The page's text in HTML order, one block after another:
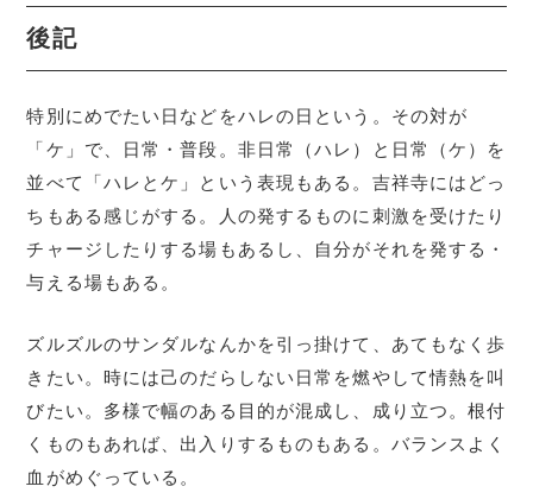
後記
特別にめでたい日などをハレの日という。その対が
「ケ」で、日常・普段。非日常（ハレ）と日常（ケ）を
並べて「ハレとケ」という表現もある。吉祥寺にはどっ
ちもある感じがする。人の発するものに刺激を受けたり
チャージしたりする場もあるし、自分がそれを発する・
与える場もある。
ズルズルのサンダルなんかを引っ掛けて、あてもなく歩
きたい。時には己のだらしない日常を燃やして情熱を叫
びたい。多様で幅のある目的が混成し、成り立つ。根付
くものもあれば、出入りするものもある。バランスよく
血がめぐっている。